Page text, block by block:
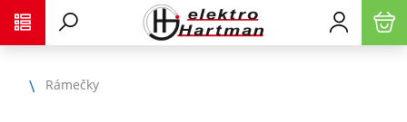
Rámečky